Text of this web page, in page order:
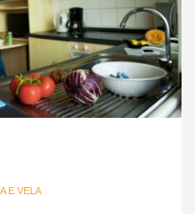
E VELA